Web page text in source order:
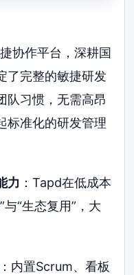
协作平台，深耕国
了完整的敏捷研发
队习惯，无需高昂
标准化的研发管理
力 ：Tapd在低成本
“生态复用”，大
内置Scrum、看板